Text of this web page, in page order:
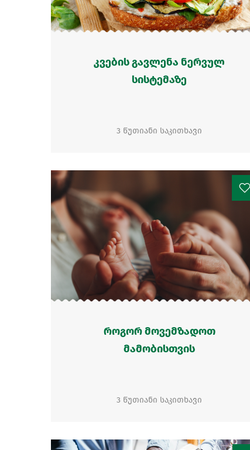
კვების გავლენა ნერვულ
სისტემაზე
3 წუთიანი საკითხავი
როგორ მოვემზადოთ
მამობისთვის
3 წუთიანი საკითხავი